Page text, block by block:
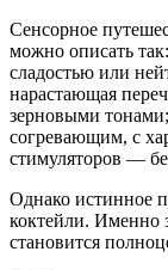
Сенсорное
можно описать
сладостью или
нарастающая
зерновыми тонами;
согревающим, с
стимуляторов —
Однако истинное
коктейли. Именно
становится